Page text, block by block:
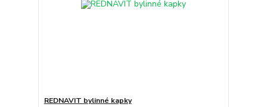
REDNAVIT bylinné kapky